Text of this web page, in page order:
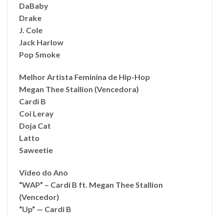
DaBaby
Drake
J. Cole
Jack Harlow
Pop Smoke
Melhor Artista Feminina de Hip-Hop
Megan Thee Stallion (Vencedora)
Cardi B
Coi Leray
Doja Cat
Latto
Saweetie
Vídeo do Ano
“WAP” – Cardi B ft. Megan Thee Stallion
(Vencedor)
“Up” — Cardi B